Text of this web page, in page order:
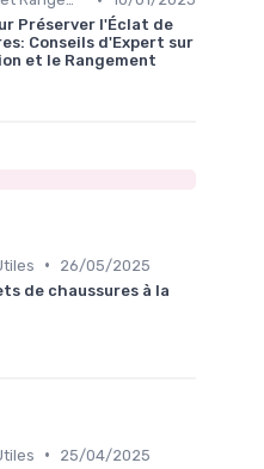
Préserver l'Éclat de
Conseils d'Expert sur
et le Rangement
•
26/05/2025
de chaussures à la
•
25/04/2025